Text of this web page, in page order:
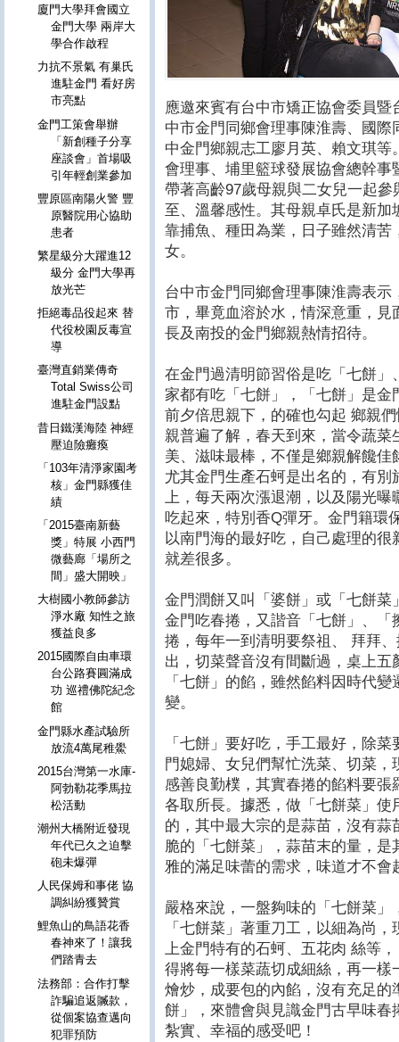
應邀來賓有台中市矯正協會委員
中市金門同鄉會理事陳淮壽、國
中金門鄉親志工廖月英、賴文琪
會理事、埔里籃球發展協會總幹
帶著高齡97歲母親與二女兒一起
至、溫馨感性。其母親卓氏是新
靠捕魚、種田為業，日子雖然清
女。
台中市金門同鄉會理事陳淮壽表
市，畢竟血溶於水，情深意重，
長及南投的金門鄉親熱情招待。
在金門過清明節習俗是吃「七餅
家都有吃「七餅」，「七餅」是
前夕倍思親下，的確也勾起 鄉親
親普遍了解，春天到來，當令蔬
美、滋味最棒，不僅是鄉親解饞
尤其金門生產石蚵是出名的，有
上，每天兩次漲退潮，以及陽光
吃起來，特別香Q彈牙。金門籍環
以南門海的最好吃，自己處理的
就差很多。
金門潤餅又叫「婆餅」或「七餅
金門吃春捲，又諧音「七餅」、
捲，每年一到清明要祭祖、 拜拜
出，切菜聲音沒有間斷過，桌上
「七餅」的餡，雖然餡料因時代
變。
「七餅」要好吃，手工最好，除
門媳婦、女兒們幫忙洗菜、切菜
感善良勤樸，其實春捲的餡料要
各取所長。據悉，做「七餅菜」
的，其中最大宗的是蒜苗，沒有
脆的「七餅菜」，蒜苗末的量，
雅的滿足味蕾的需求，味道才不會
嚴格來說，一盤夠味的「七餅菜
「七餅菜」著重刀工，以細為尚
上金門特有的石蚵、五花肉 絲等
得將每一樣菜蔬切成細絲，再一
燴炒，成要包的內餡，沒有充足
餅」，來體會與見識金門古早味
紮實、幸福的感受吧！
廈門大學拜會國立
金門大學 兩岸大
學合作啟程
力抗不景氣 有巢氏
進駐金門 看好房
市亮點
金門工策會舉辦
「新創種子分享
座談會」首場吸
引年輕創業參加
豐原區南陽火警 豐
原醫院用心協助
患者
繁星級分大躍進12
級分 金門大學再
放光芒
拒絕毒品役起來 替
代役校園反毒宣
導
臺灣直銷業傳奇
Total Swiss公司
進駐金門設點
昔日鐵漢海陸 神經
壓迫險癱瘓
「103年清淨家園考
核」金門縣獲佳
績
「2015臺南新藝
獎」特展 小西門
微藝廊「場所之
間」盛大開映」
大樹國小教師參訪
淨水廠 知性之旅
獲益良多
2015國際自由車環
台公路賽圓滿成
功 巡禮佛陀紀念
館
金門縣水產試驗所
放流4萬尾稚鱟
2015台灣第一水庫-
阿勃勒花季馬拉
松活動
潮州大橋附近發現
年代已久之迫擊
砲未爆彈
人民保姆和事佬 協
調糾紛獲贊賞
鯉魚山的鳥語花香
春神來了！讓我
們踏青去
法務部：合作打擊
詐騙追返贓款，
從個案協查邁向
犯罪預防